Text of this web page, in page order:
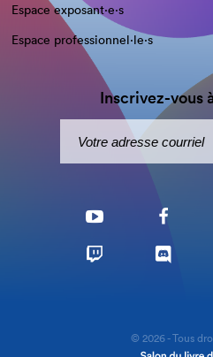
Espace exposant·e⋅s
Espace professionnel·le⋅s
Inscrivez-vous
© 2026 - Tous